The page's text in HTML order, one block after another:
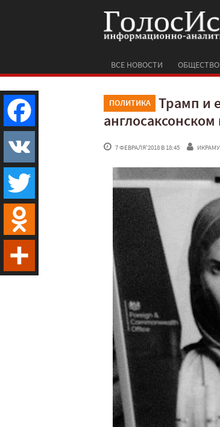
ВСЕ НОВОСТИ ОБЩЕСТВО
ПОЛИТИКА
Трамп и
7 ФЕВРАЛЯ'2018 В 18:45
Facebook
VK
Twitter
Odnoklassniki